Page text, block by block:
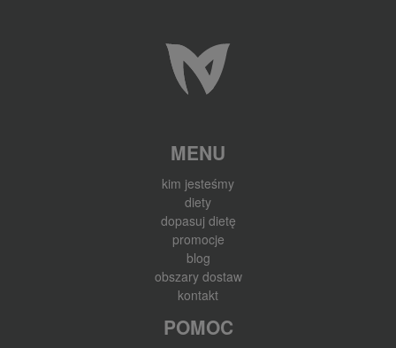
MENU
kim jesteśmy
diety
dopasuj dietę
promocje
blog
obszary dostaw
kontakt
POMOC